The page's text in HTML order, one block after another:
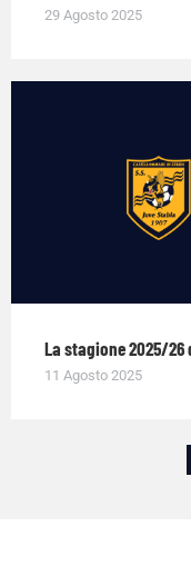
29 Agosto 2025
La stagione 2025/
11 Agosto 2025